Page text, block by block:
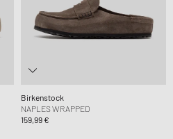
Birkenstock
NAPLES WRAPPED
159,99 €